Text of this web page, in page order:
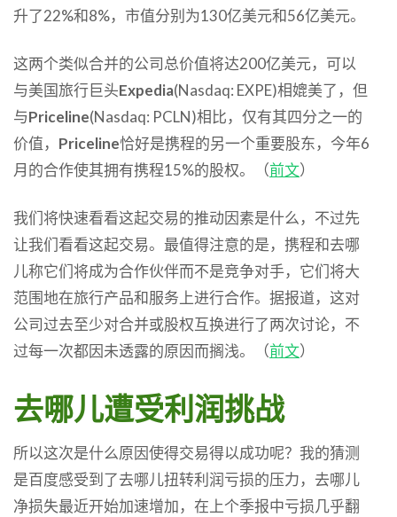
升了22%和8%，市值分别为130亿美元和56亿美元。
这两个类似合并的公司总价值将达200亿美元，可以
与美国旅行巨头Expedia(Nasdaq: EXPE)相媲美了，但
与Priceline(Nasdaq: PCLN)相比，仅有其四分之一的
价值， Priceline恰好是携程的另一个重要股东，今年6
月的合作使其拥有携程15%的股权。（前文）
我们将快速看看这起交易的推动因素是什么，不过先
让我们看看这起交易。最值得注意的是，携程和去哪
儿称它们将成为合作伙伴而不是竞争对手，它们将大
范围地在旅行产品和服务上进行合作。据报道，这对
公司过去至少对合并或股权互换进行了两次讨论，不
过每一次都因未透露的原因而搁浅。（前文）
去哪儿遭受利润挑战
所以这次是什么原因使得交易得以成功呢？我的猜测
是百度感受到了去哪儿扭转利润亏损的压力，去哪儿
净损失最近开始加速增加，在上个季报中亏损几乎翻